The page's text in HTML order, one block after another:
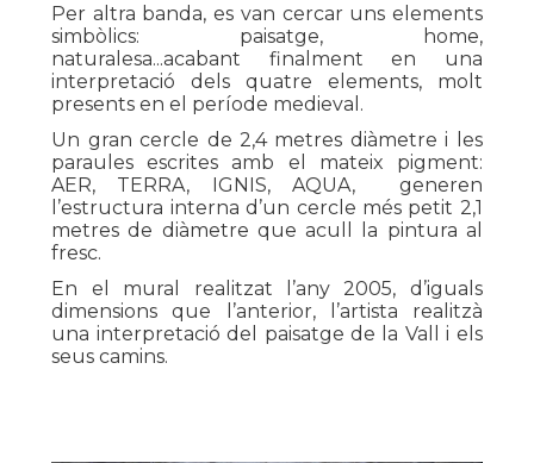
Per altra banda, es van cercar uns elements
simbòlics: paisatge, home,
naturalesa...acabant finalment en una
interpretació dels quatre elements, molt
presents en el període medieval.
Un gran cercle de 2,4 metres diàmetre i les
paraules escrites amb el mateix pigment:
AER, TERRA, IGNIS, AQUA, generen
l’estructura interna d’un cercle més petit 2,1
metres de diàmetre que acull la pintura al
fresc.
En el mural realitzat l’any 2005, d’iguals
dimensions que l’anterior, l’artista realitzà
una interpretació del paisatge de la Vall i els
seus camins.